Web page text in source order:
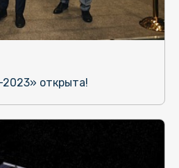
открыта!